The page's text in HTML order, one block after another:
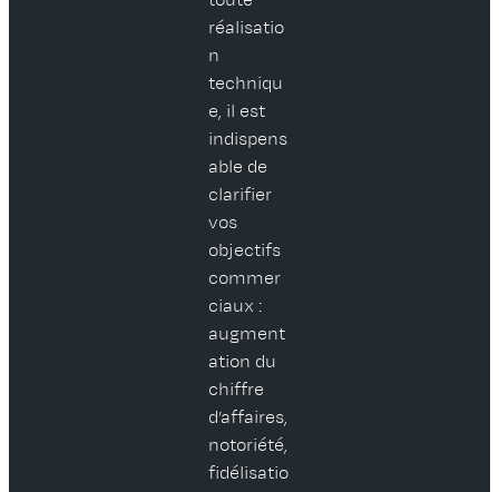
réalisatio
n
techniqu
e, il est
indispens
able de
clarifier
vos
objectifs
commer
ciaux :
augment
ation du
chiffre
d’affaires,
notoriété,
fidélisatio